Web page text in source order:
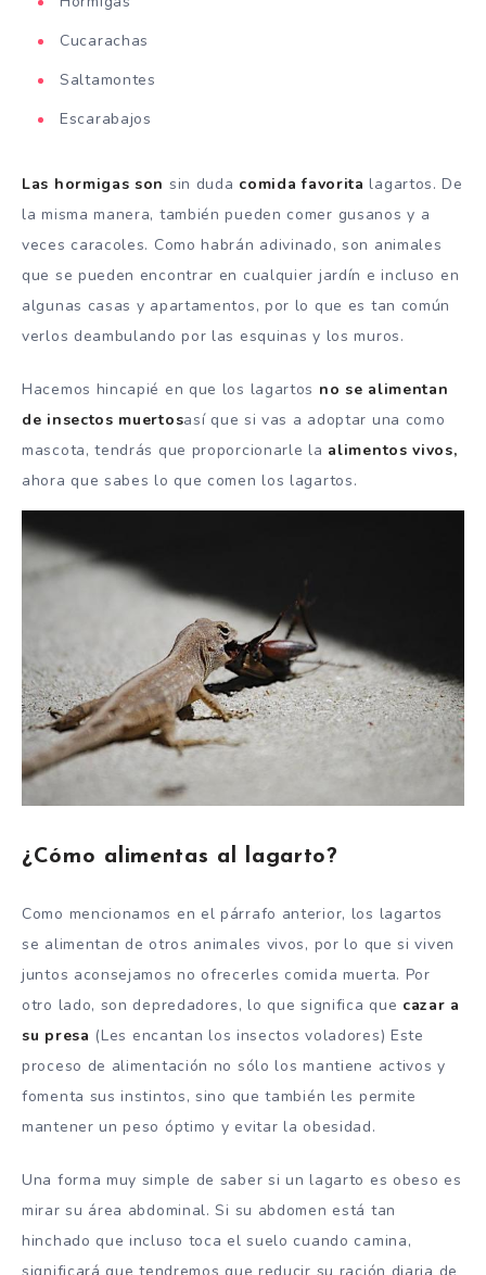
Cucarachas
Saltamontes
Escarabajos
Las hormigas son sin duda comida favorita lagartos. De
la misma manera, también pueden comer gusanos y a
veces caracoles. Como habrán adivinado, son animales
que se pueden encontrar en cualquier jardín e incluso en
algunas casas y apartamentos, por lo que es tan común
verlos deambulando por las esquinas y los muros.
Hacemos hincapié en que los lagartos no se alimentan
de insectos muertosasí que si vas a adoptar una como
mascota, tendrás que proporcionarle la alimentos vivos,
ahora que sabes lo que comen los lagartos.
¿Cómo alimentas al lagarto?
Como mencionamos en el párrafo anterior, los lagartos
se alimentan de otros animales vivos, por lo que si viven
juntos aconsejamos no ofrecerles comida muerta. Por
otro lado, son depredadores, lo que significa que cazar a
su presa (Les encantan los insectos voladores) Este
proceso de alimentación no sólo los mantiene activos y
fomenta sus instintos, sino que también les permite
mantener un peso óptimo y evitar la obesidad.
Una forma muy simple de saber si un lagarto es obeso es
mirar su área abdominal. Si su abdomen está tan
hinchado que incluso toca el suelo cuando camina,